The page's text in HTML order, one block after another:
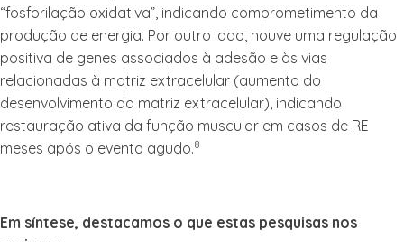
“fosforilação oxidativa”, indicando comprometimento da
produção de energia. Por outro lado, houve uma regulação
positiva de genes associados à adesão e às vias
relacionadas à matriz extracelular (aumento do
desenvolvimento da matriz extracelular), indicando
restauração ativa da função muscular em casos de RE
meses após o evento agudo.8
Em síntese, destacamos o que estas pesquisas nos